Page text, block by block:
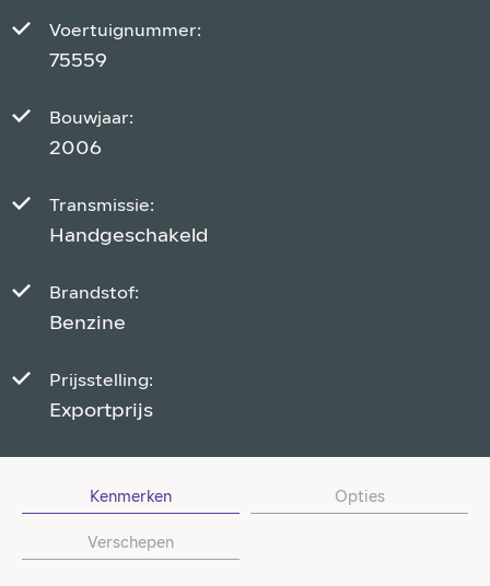
Voertuignummer:
75559
Bouwjaar:
2006
Transmissie:
Handgeschakeld
Brandstof:
Benzine
Prijsstelling:
Exportprijs
Kenmerken Opties
Verschepen